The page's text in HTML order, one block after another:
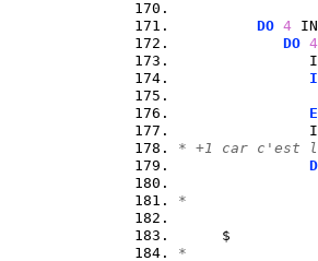
DO 4
DO
* +1 car c'est
*
*